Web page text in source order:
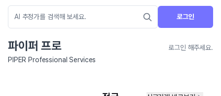
로그인
파이퍼 프로
로그인 해주세요.
PIPER Professional Services